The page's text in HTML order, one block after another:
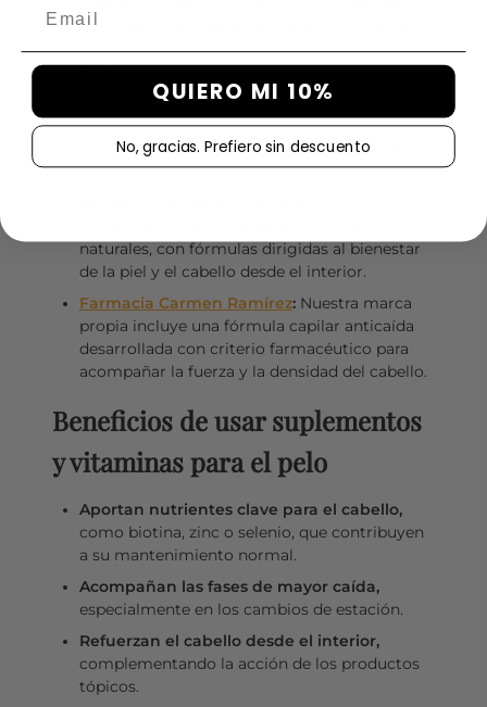
de refuerzo del cabello desarrolladas con un
fuerte respaldo dermatológico. Es la
(DS Revita):Marca centrada en la
investigación capilar avanzada, conocida por
sus fórmulas orientadas a fortalecer el cabello
y apoyar el cuero cabelludo.
naturales, con fórmulas dirigidas al bienestar
de la piel y el cabello desde el interior.
Farmacia Carmen Ramírez:Nuestra marca
propia incluye una fórmula capilar anticaída
desarrollada con criterio farmacéutico para
acompañar la fuerza y la densidad del cabello.
Beneficios de usar suplementos
y vitaminas para el pelo
Aportan nutrientes clave para el cabello,
como biotina, zinc o selenio, que contribuyen
a su mantenimiento normal.
Acompañan las fases de mayor caída,
especialmente en los cambios de estación.
Refuerzan el cabello desde el interior,
complementando la acción de los productos
tópicos.
QUIERO MI 10%
No, gracias. Prefiero sin descuento